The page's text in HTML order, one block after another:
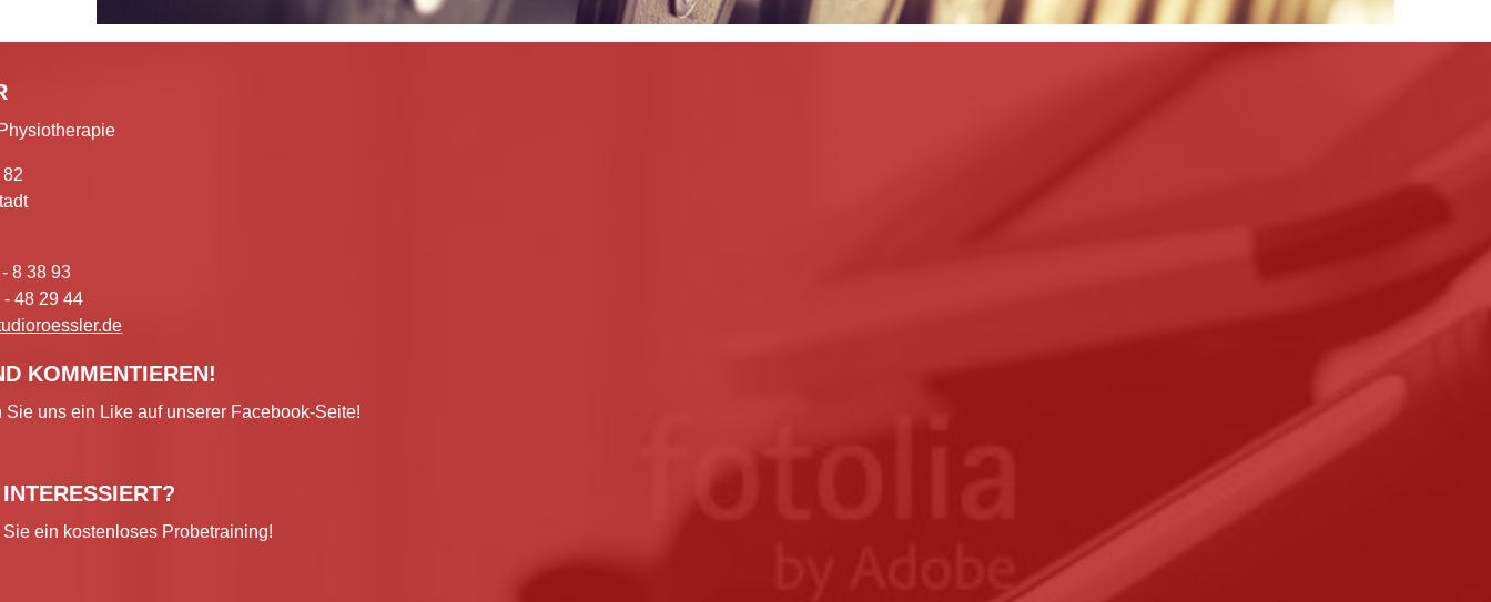
8 38 93
- 48 29 44
KOMMENTIEREN!
Sie uns ein Like auf unserer Facebook-Seite!
ein kostenloses Probetraining!